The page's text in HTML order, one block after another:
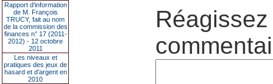
Rapport d'information
de M. François
TRUCY, fait au nom
de la commission des
finances n° 17 (2011-
2012) - 12 octobre
2011
Les niveaux et
pratiques des jeux de
hasard et d’argent en
2010